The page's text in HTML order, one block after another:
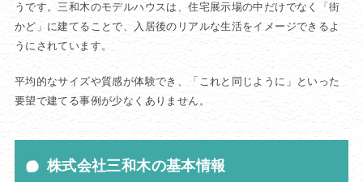
うです。三和木のモデルハウスは、住宅展示場の中だけでなく「街
かど」に建てることで、入居後のリアルな生活をイメージできるよ
うにされています。
平均的なサイズや質感が体験でき、「これと同じように」といった
要望で建てる事例が少なくありません。
株式会社三和木の基本情報